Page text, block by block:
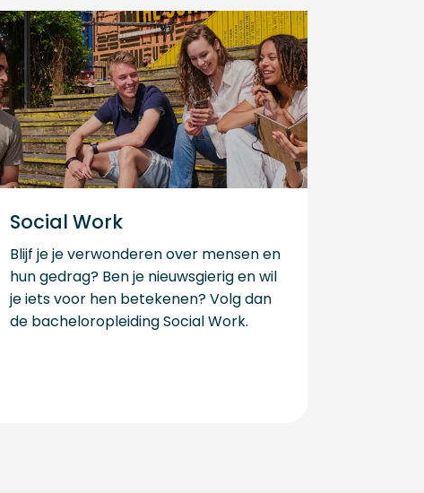
Social Work
Blijf je je verwonderen over mensen en
hun gedrag? Ben je nieuwsgierig en wil
je iets voor hen betekenen? Volg dan
de bacheloropleiding Social Work.